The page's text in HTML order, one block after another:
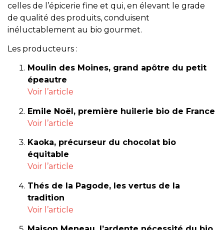
celles de l’épicerie fine et qui, en élevant le grade
de qualité des produits, conduisent
inéluctablement au bio gourmet.
Les producteurs :
Moulin des Moines, grand apôtre du petit
épeautre
Voir l’article
Emile Noël, première huilerie bio de France
Voir l’article
Kaoka, précurseur du chocolat bio
équitable
Voir l’article
Thés de la Pagode, les vertus de la
tradition
Voir l’article